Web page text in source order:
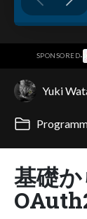
SPONSORED·
Yuki
基礎